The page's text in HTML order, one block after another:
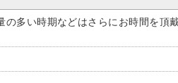
多い時期などはさらにお時間を頂